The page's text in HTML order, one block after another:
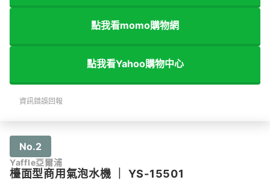
點我看momo購物網
點我看Yahoo購物中心
資訊錯誤回報
No.2
Yaffle亞爾浦
檯面型商用氣泡水機 YS-15501